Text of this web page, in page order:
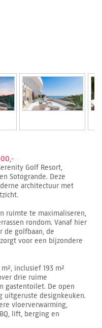
Golf Resort,
Sotogrande. Deze
architectuur met
ruimte te maximaliseren,
rondom. Vanaf hier
de golfbaan, de
voor een bijzondere
inclusief 193 m²
drie ruime
gastentoilet. De open
uitgeruste designkeuken.
vloerverwarming,
lift, berging en